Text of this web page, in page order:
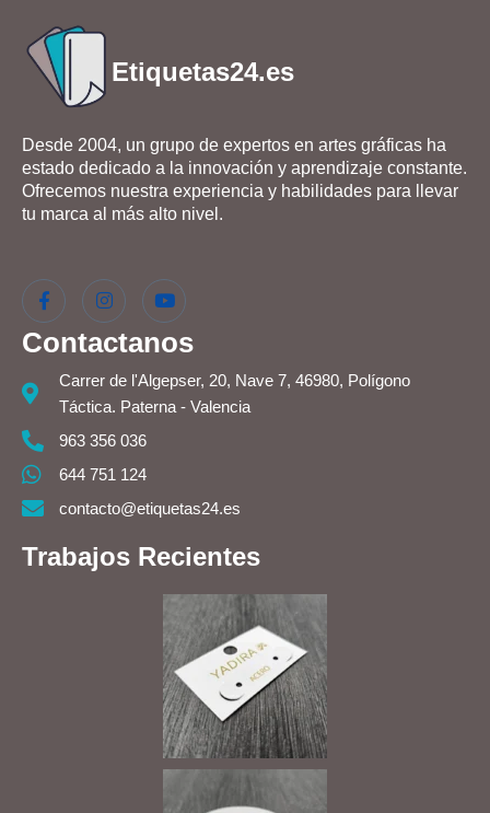
Etiquetas24.es
Desde 2004, un grupo de expertos en artes gráficas ha
estado dedicado a la innovación y aprendizaje constante.
Ofrecemos nuestra experiencia y habilidades para llevar
tu marca al más alto nivel.
Contactanos
Carrer de l'Algepser, 20, Nave 7, 46980, Polígono
Táctica. Paterna - Valencia
963 356 036
644 751 124
contacto@etiquetas24.es
Trabajos Recientes